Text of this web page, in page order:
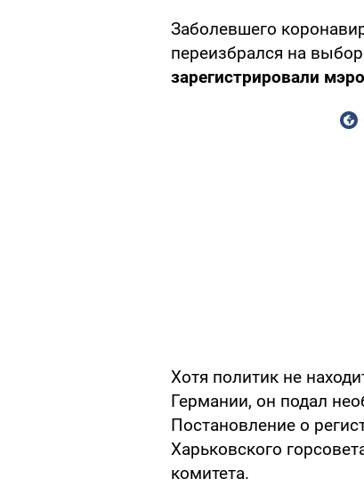
Заболевшего
переизбрался на
зарегистрировали
Хотя политик не
Германии, он подал
Постановление о
Харьковского
комитета.